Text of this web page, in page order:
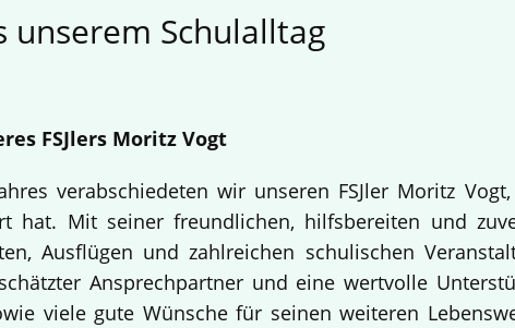
unserem Schulalltag
FSJlers Moritz Vogt
verabschiedeten wir unseren FSJler Moritz
hat. Mit seiner freundlichen, hilfsbereiten und
Ausflügen und zahlreichen schulischen
Ansprechpartner und eine wertvolle
viele gute Wünsche für seinen weiteren